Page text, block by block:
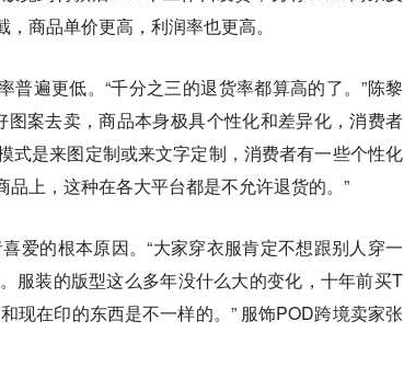
商品单价更高，利润率也更高。
普遍更低。“千分之三的退货率都算高的了。”陈黎
案去卖，商品本身极具个性化和差异化，消费者
式是来图定制或来文字定制，消费者有一些个性化
上，这种在各大平台都是不允许退货的。”
爱的根本原因。“大家穿衣服肯定不想跟别人穿一
服装的版型这么多年没什么大的变化，十年前买T
现在印的东西是不一样的。” 服饰POD跨境卖家张